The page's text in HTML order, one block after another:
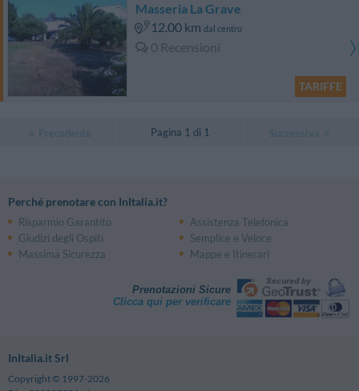
Masseria La Grave
12.00 km dal centro
0 Recensioni
TARIFFE
Pagina 1 di 1
Perché prenotare con InItalia.it?
Risparmio Garantito
Assistenza Telefonica
Giudizi degli Ospiti
Semplice e Veloce
Massima Sicurezza
Mappe e Itinerari
Prenotazioni Sicure
Clicca qui per verificare
InItalia.it Srl
Copyright © 1997-2026